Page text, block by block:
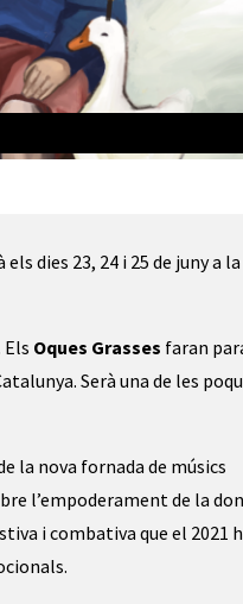
dies 23, 24 i 25 de juny a la
Oques Grasses faran
Serà una de les
la nova fornada de músics
l’empoderament de la
i combativa que el 2021